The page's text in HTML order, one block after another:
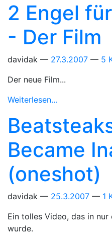
2 Engel
- Der Film
davidak 27.3.2007
5
Der neue Film...
Weiterlesen…
Became
(oneshot)
davidak 25.3.2007
1
Ein tolles Video, das in
wurde.